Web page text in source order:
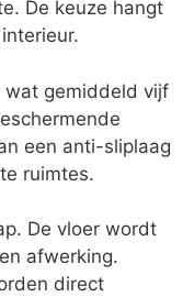
De keuze hangt
wat gemiddeld vijf
een anti-sliplaag
ruimtes.
De vloer wordt
afwerking.
direct